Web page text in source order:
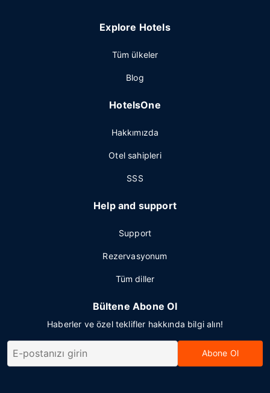
Explore Hotels
Tüm ülkeler
Blog
HotelsOne
Hakkımızda
Otel sahipleri
SSS
Help and support
Support
Rezervasyonum
Tüm diller
Bültene Abone Ol
Haberler ve özel teklifler hakkında bilgi alın!
Abone Ol